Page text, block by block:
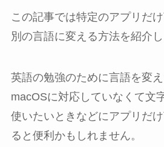
この記事では特定のアプリだ
別の言語に変える方法を紹介し
英語の勉強のために言語を変
macOSに対応していなくて文
使いたいときなどにアプリだ
ると便利かもしれません。